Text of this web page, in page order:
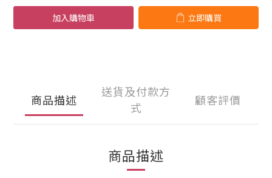
加入購物車 立即購買
商品描述
送貨及付款方
式
顧客評價
商品描述